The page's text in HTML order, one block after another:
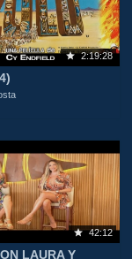
2:19:28
42:12
LAURA Y